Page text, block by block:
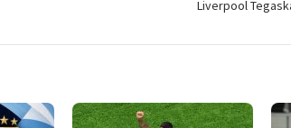
Liverpool